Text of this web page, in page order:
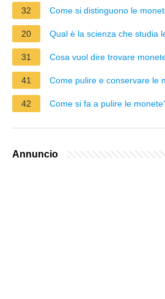
32 Come si distinguono le
20 Qual è la scienza che studia
31 Cosa vuol dire trovare
41 Come pulire e conservare le
42 Come si fa a pulire le
Annuncio